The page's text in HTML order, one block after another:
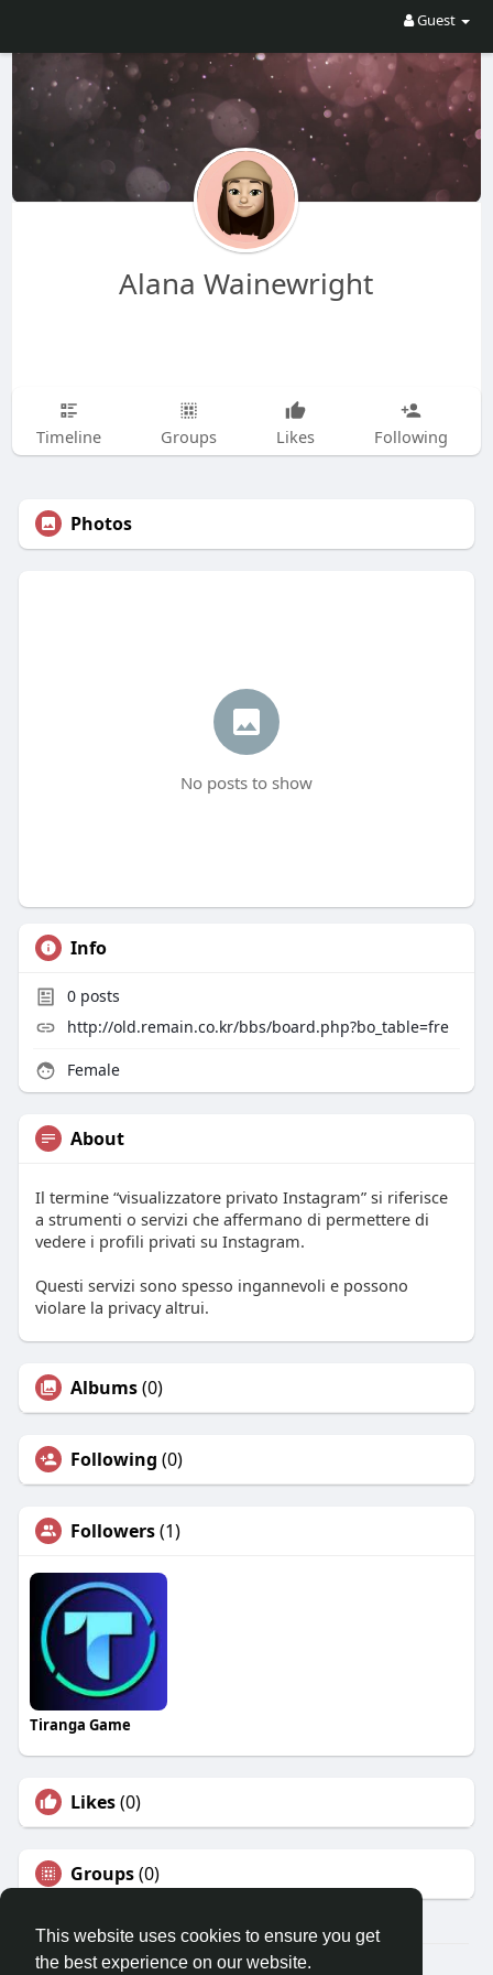
This website uses cookies to ensure you get
the best experience on our website.
Guest
Alana Wainewright
Timeline Groups Likes Following
Photos
No posts to show
Info
0posts
http://old.remain.co.kr/bbs/board.php?bo_table=fre
Female
About
Il termine “visualizzatore privato Instagram” si riferisce
a strumenti o servizi che affermano di permettere di
vedere i profili privati su Instagram.
Questi servizi sono spesso ingannevoli e possono
violare la privacy altrui.
Albums(0)
Following (0)
Followers(1)
Tiranga Game
Likes(0)
Groups(0)